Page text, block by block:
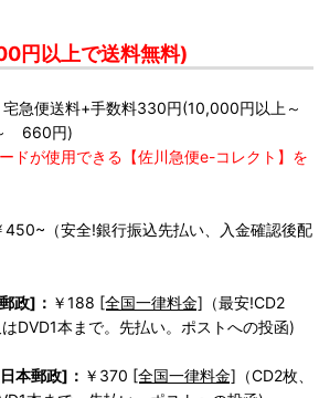
円以上で送料無料)
宅急便送料+手数料330円(10,000円以上～
660円)
ドが使用できる【佐川急便e-コレクト】を
450~（安全!銀行振込先払い、入金確認後配
政]： ￥188 [全国一律料金] （最安!CD2
DVD1本まで。先払い。ポストへの投函)
本郵政]： ￥370 [全国一律料金] （CD2枚、